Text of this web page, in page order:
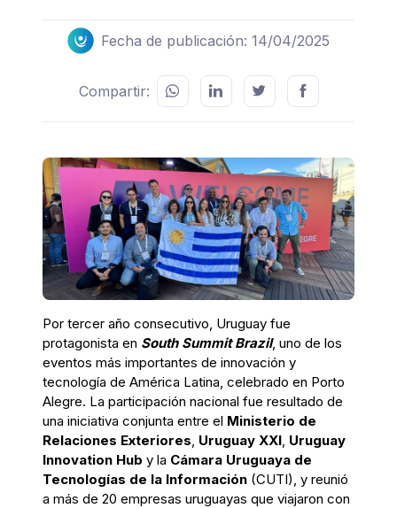
Fecha de publicación: 14/04/2025
Compartir:
Por tercer año consecutivo, Uruguay fue
protagonista en South Summit Brazil, uno de los
eventos más importantes de innovación y
tecnología de América Latina, celebrado en Porto
Alegre. La participación nacional fue resultado de
una iniciativa conjunta entre el Ministerio de
Relaciones Exteriores, Uruguay XXI, Uruguay
Innovation Hub y la Cámara Uruguaya de
Tecnologías de la Información (CUTI), y reunió
a más de 20 empresas uruguayas que viajaron con